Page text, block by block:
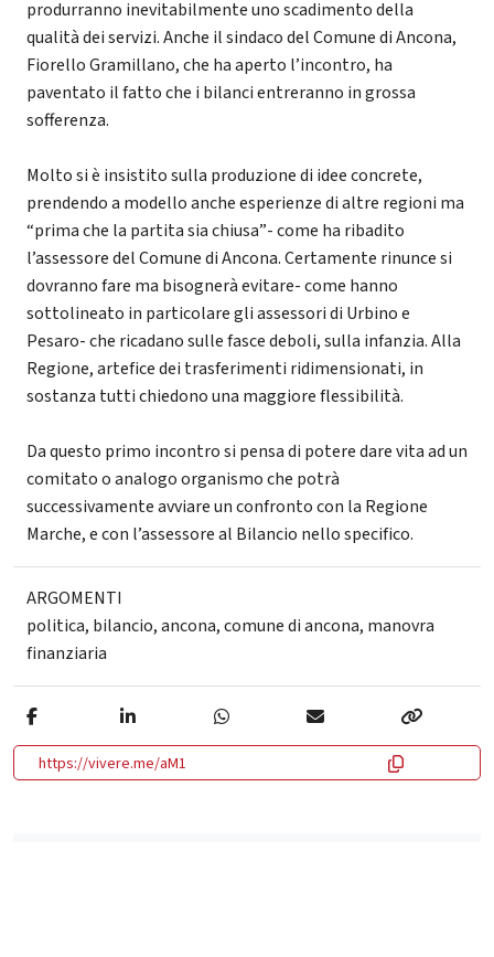
produrranno inevitabilmente uno scadimento della
qualità dei servizi. Anche il sindaco del Comune di Ancona,
Fiorello Gramillano, che ha aperto l’incontro, ha
paventato il fatto che i bilanci entreranno in grossa
sofferenza.
Molto si è insistito sulla produzione di idee concrete,
prendendo a modello anche esperienze di altre regioni ma
“prima che la partita sia chiusa”- come ha ribadito
l’assessore del Comune di Ancona. Certamente rinunce si
dovranno fare ma bisognerà evitare- come hanno
sottolineato in particolare gli assessori di Urbino e
Pesaro- che ricadano sulle fasce deboli, sulla infanzia. Alla
Regione, artefice dei trasferimenti ridimensionati, in
sostanza tutti chiedono una maggiore flessibilità.
Da questo primo incontro si pensa di potere dare vita ad un
comitato o analogo organismo che potrà
successivamente avviare un confronto con la Regione
Marche, e con l’assessore al Bilancio nello specifico.
ARGOMENTI
politica, bilancio,ancona,comune di ancona, manovra
finanziaria
https://vivere.me/aM1